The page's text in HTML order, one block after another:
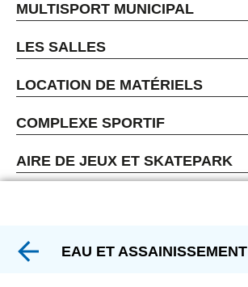
MULTISPORT MUNICIPAL
LES SALLES
LOCATION DE MATÉRIELS
COMPLEXE SPORTIF
AIRE DE JEUX ET SKATEPARK
EAU ET ASSAINISSEMENT